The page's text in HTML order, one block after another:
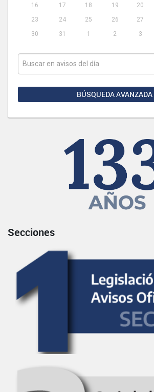
16
17 18 19 20
23
24 25 26 27
30
31 1 2 3
BÚSQUEDA AVANZADA
Secciones